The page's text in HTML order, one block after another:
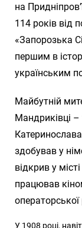
на
114 років від
«Запорозька
першим в
українським
Майбутній
Мандриківці –
здобував у
відкрив у
працював
У 1908 році,